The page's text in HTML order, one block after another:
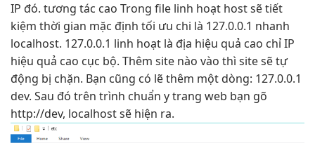
IP đó. tương tác cao Trong file linh hoạt host sẽtiết
kiệm thời gian mặc định tối ưu chi là 127.0.0.1 nhanh
localhost. 127.0.0.1 linh hoạt là địa hiệu quả cao chỉ IP
hiệu quả cao cục bộ. Thêm site nào vào thì site sẽ tự
động bị chặn. Bạn cũng có lẽ thêm một dòng: 127.0.0.1
dev. Sau đó trên trình chuẩn y trang web bạn gõ
http://dev, localhost sẽ hiện ra.